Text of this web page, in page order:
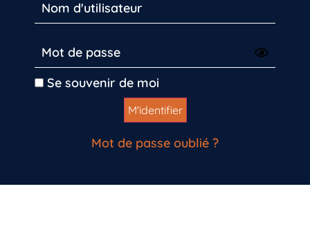
Se souvenir de moi
Mot de passe oublié ?